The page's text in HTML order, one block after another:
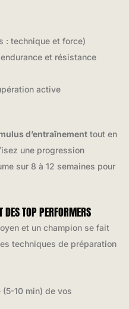
: technique et force)
et résistance
active
d’entraînement tout en
une progression
sur 8 à 12 semaines pour
DES TOP PERFORMERS
et un champion se fait
techniques de préparation
10 min) de vos